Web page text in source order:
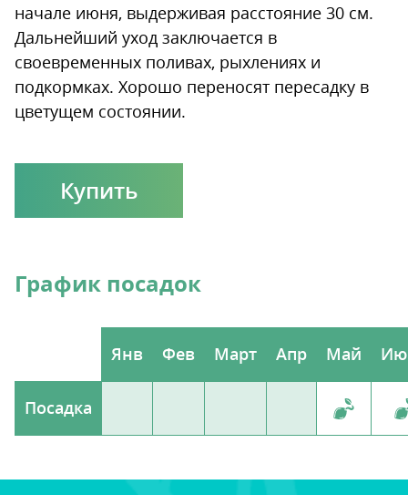
начале июня, выдерживая расстояние 30 см.
Дальнейший уход заключается в
своевременных поливах, рыхлениях и
подкормках. Хорошо переносят пересадку в
цветущем состоянии.
Купить
График посадок
Янв Фев Март Апр Май
Посадка